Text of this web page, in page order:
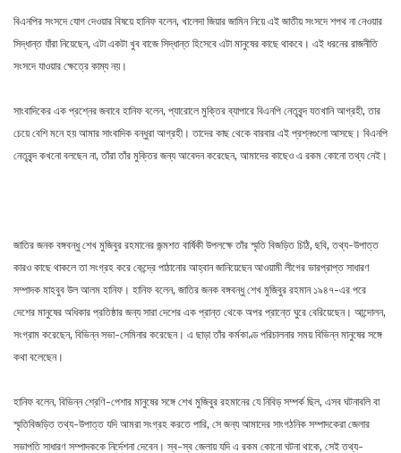
বিএনপির সংসদে যোগ দেওয়ার বিষয়ে হানিফ বলেন, খালেদা জিয়ার জামিন নিয়ে এই জাতীয় সংসদে শপথ না নেওয়ার
সিদ্ধান্ত যাঁরা নিয়েছেন, এটা একটা খুব বাজে সিদ্ধান্ত হিসেবে এটা মানুষের কাছে থাকবে। এই ধরনের রাজনীতি
সংসদে যাওয়ার ক্ষেত্রে কাম্য নয়।
সাংবাদিকের এক প্রশ্নের জবাবে হানিফ বলেন, প্যারোলে মুক্তির ব্যাপারে বিএনপি নেতৃবৃন্দ যতখানি আগ্রহী, তার
চেয়ে বেশি মনে হয় আমার সাংবাদিক বন্ধুরা আগ্রহী। তাদের কাছ থেকে বারবার এই প্রশ্নগুলো আসছে। বিএনপি
নেতৃবৃন্দ কখনো বলছেন না, তাঁরা তাঁর মুক্তির জন্য আবেদন করেছেন, আমাদের কাছেও এ রকম কোনো তথ্য নেই।
জাতির জনক বঙ্গবন্ধু শেখ মুজিবুর রহমানের জন্মশত বার্ষিকী উপলক্ষে তাঁর স্মৃতি বিজড়িত চিঠি, ছবি, তথ্য-উপাত্ত
কারও কাছে থাকলে তা সংগ্রহ করে কেন্দ্রে পাঠানোর আহ্বান জানিয়েছেন আওয়ামী লীগের ভারপ্রাপ্ত সাধারণ
সম্পাদক মাহবুব উল আলম হানিফ। হানিফ বলেন, জাতির জনক বঙ্গবন্ধু শেখ মুজিবুর রহমান ১৯৪৭-এর পরে
দেশের মানুষের অধিকার প্রতিষ্ঠার জন্য সারা দেশের এক প্রান্ত থেকে অপর প্রান্তে ঘুরে বেরিয়েছেন। আন্দোলন,
সংগ্রাম করেছেন, বিভিন্ন সভা-সেমিনার করেছেন। এ ছাড়া তাঁর কর্মকাণ্ড পরিচালনার সময় বিভিন্ন মানুষের সঙ্গে
কথা বলেছেন।
হানিফ বলেন, বিভিন্ন শ্রেণি-পেশার মানুষের সঙ্গে শেখ মুজিবুর রহমানের যে নিবিড় সম্পর্ক ছিল, এসব ঘটনাবলি বা
স্মৃতিবিজড়িত তথ্য-উপাত্ত যদি আমরা সংগ্রহ করতে পারি, সে জন্য আমাদের সাংগঠনিক সম্পাদকেরা জেলার
সভাপতি সাধারণ সম্পাদককে নির্দেশনা দেবেন। স্ব-স্ব জেলায় যদি এ রকম কোনো ঘটনা থাকে, সেই তথ্য-